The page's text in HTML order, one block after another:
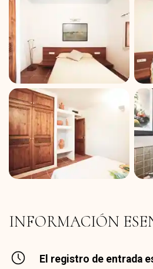
INFORMACIÓN
El registro de entrada